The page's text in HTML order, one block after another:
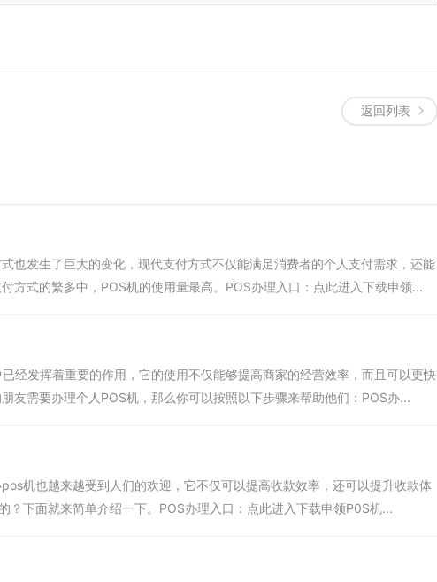
返回列表
也发生了巨大的变化，现代支付方式不仅能满足消费者的个人支付需求，还能
方式的繁多中，POS机的使用量最高。POS办理入口：点此进入下载申领...
经发挥着重要的作用，它的使用不仅能够提高商家的经营效率，而且可以更快
友需要办理个人POS机，那么你可以按照以下步骤来帮助他们：POS办...
机也越来越受到人们的欢迎，它不仅可以提高收款效率，还可以提升收款体
？下面就来简单介绍一下。POS办理入口：点此进入下载申领P0S机...